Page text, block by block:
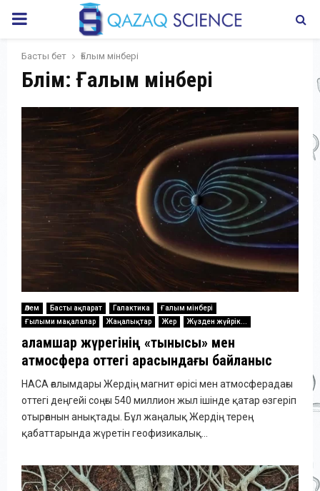
PRIMARY
MENU
Басты бет Ғалым мінбері
Бөлім: Ғалым мінбері
Әлем Басты ақпарат Галактика
Ғалым мінбері
Ғылыми мақалалар
Жаңалықтар Жер Жүзден жүйрік...
Ғаламшар жүрегінің «тынысы» мен
атмосфера оттегі арасындағы байланыс
НАСА ғалымдары Жердің магнит өрісі мен атмосферадағы
оттегі деңгейі соңғы 540 миллион жыл ішінде қатар өзгеріп
отырғанын анықтады. Бұл жаңалық Жердің терең
қабаттарында жүретін геофизикалық...